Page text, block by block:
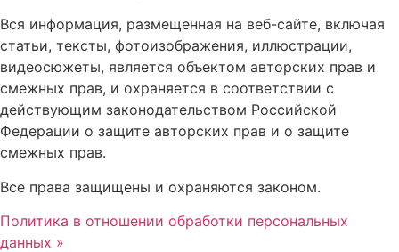
Вся информация, размещенная на веб-сайте, включая
статьи, тексты, фотоизображения, иллюстрации,
видеосюжеты, является объектом авторских прав и
смежных прав, и охраняется в соответствии с
действующим законодательством Российской
Федерации о защите авторских прав и о защите
смежных прав.
Все права защищены и охраняются законом.
Политика в отношении обработки персональных
данных »